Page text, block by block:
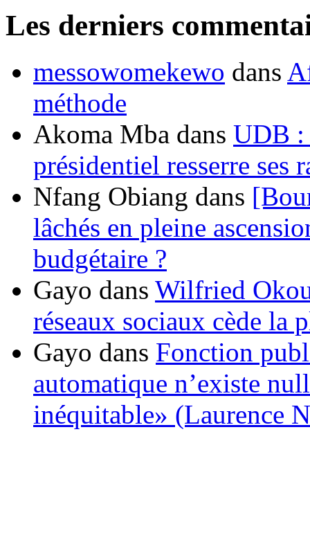
Les derniers
messowomekewo dans
méthode
Akoma Mba dans UDB :
présidentiel resserre ses
Nfang Obiang dans
lâchés en pleine
budgétaire ?
Gayo dans Wilfried
réseaux sociaux cède la
Gayo dans Fonction
automatique n’existe
inéquitable» (Laurence